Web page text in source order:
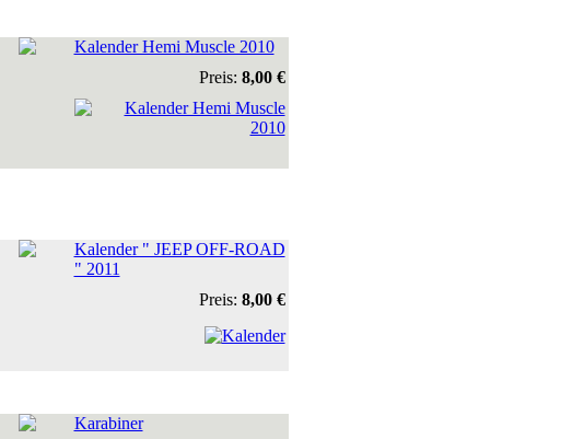
Kalender Hemi Muscle 2010
Preis: 8,00 €
Kalender " JEEP OFF-ROAD
" 2011
Preis: 8,00 €
Karabiner